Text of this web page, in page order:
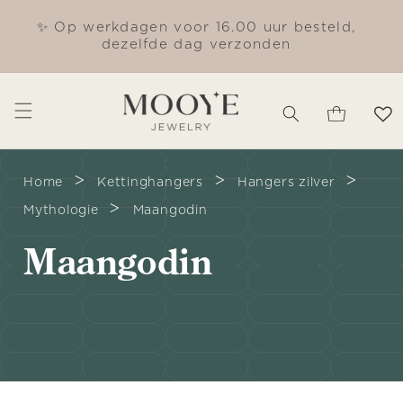
naar de
✨ Op werkdagen voor 16.00 uur besteld,
dezelfde dag verzonden
Winkelwagen
Home > Kettinghangers > Hangers zilver >
Mythologie > Maangodin
C
Maangodin